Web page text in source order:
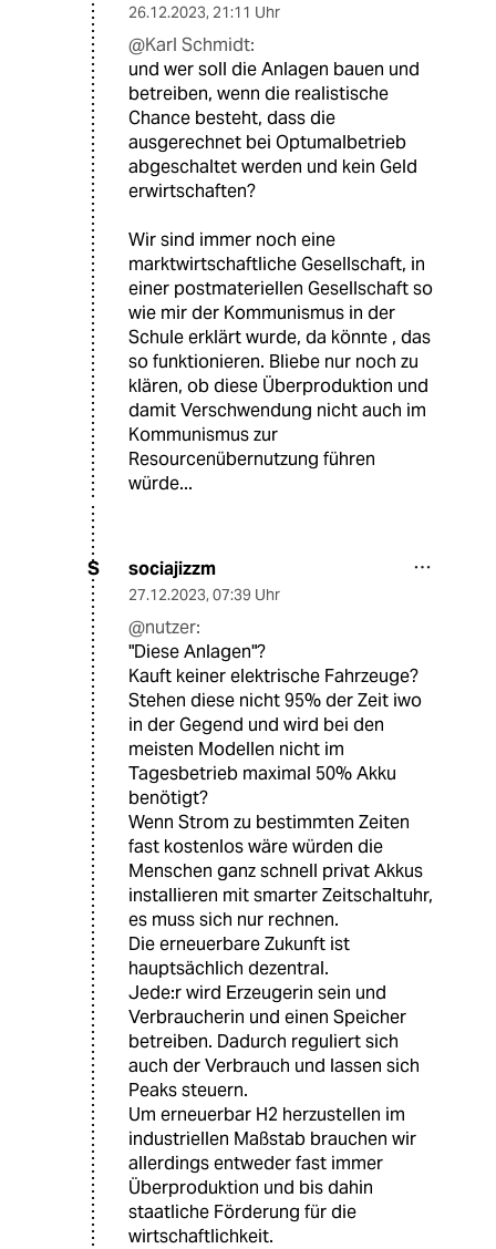
26.12.2023, 21:11 Uhr
@Karl Schmidt:
und wer soll die Anlagen bauen und
betreiben, wenn die realistische
Chance besteht, dass die
ausgerechnet bei Optumalbetrieb
abgeschaltet werden und kein Geld
erwirtschaften?
Wir sind immer noch eine
marktwirtschaftliche Gesellschaft, in
einer postmateriellen Gesellschaft so
wie mir der Kommunismus in der
Schule erklärt wurde, da könnte , das
so funktionieren. Bliebe nur noch zu
klären, ob diese Überproduktion und
damit Verschwendung nicht auch im
Kommunismus zur
Resourcenübernutzung führen
würde...
S sociajizzm
27.12.2023, 07:39 Uhr
@nutzer:
"Diese Anlagen"?
Kauft keiner elektrische Fahrzeuge?
Stehen diese nicht 95% der Zeit iwo
in der Gegend und wird bei den
meisten Modellen nicht im
Tagesbetrieb maximal 50% Akku
benötigt?
Wenn Strom zu bestimmten Zeiten
fast kostenlos wäre würden die
Menschen ganz schnell privat Akkus
installieren mit smarter Zeitschaltuhr,
es muss sich nur rechnen.
Die erneuerbare Zukunft ist
hauptsächlich dezentral.
Jede:r wird Erzeugerin sein und
Verbraucherin und einen Speicher
betreiben. Dadurch reguliert sich
auch der Verbrauch und lassen sich
Peaks steuern.
Um erneuerbar H2 herzustellen im
industriellen Maßstab brauchen wir
allerdings entweder fast immer
Überproduktion und bis dahin
staatliche Förderung für die
wirtschaftlichkeit.